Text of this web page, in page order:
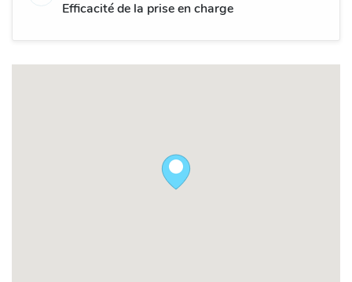
Efficacité de la prise en charge